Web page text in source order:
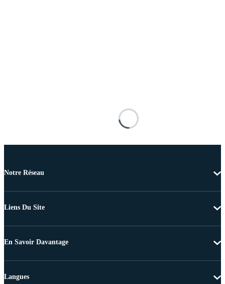
Notre Réseau
Liens Du Site
En Savoir Davantage
Langues